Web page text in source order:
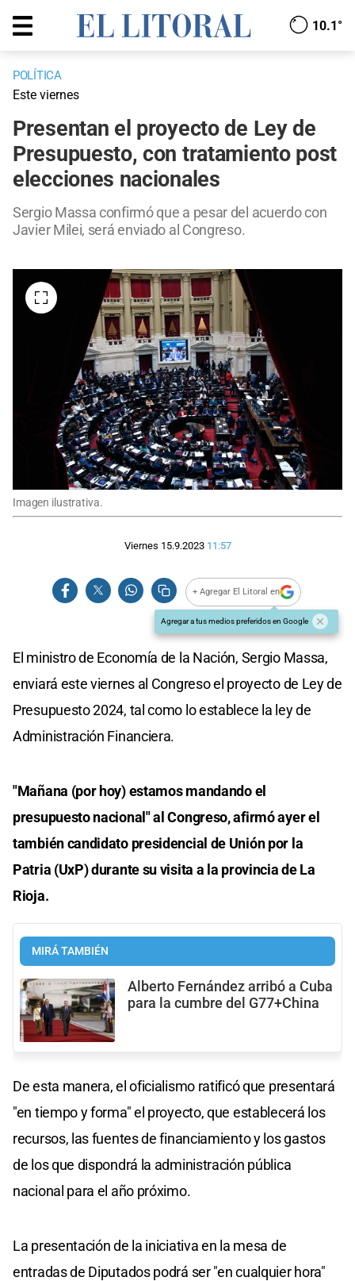
10.1°
POLÍTICA
Este viernes
Presentan el proyecto de Ley de
Presupuesto, con tratamiento post
elecciones nacionales
Sergio Massa confirmó que a pesar del acuerdo con
Javier Milei, será enviado al Congreso.
Imagen ilustrativa.
Viernes 15.9.2023 11:57
+ Agregar El Litoral en
Agregar a tus medios preferidos en Google
El ministro de Economía de la Nación, Sergio Massa,
enviará este viernes al Congreso el proyecto de Ley de
Presupuesto 2024, tal como lo establece la ley de
Administración Financiera.
"Mañana (por hoy) estamos mandando el
presupuesto nacional" al Congreso, afirmó ayer el
también candidato presidencial de Unión por la
Patria (UxP) durante su visita a la provincia de La
Rioja.
MIRÁ TAMBIÉN
Alberto Fernández arribó a Cuba
para la cumbre del G77+China
De esta manera, el oficialismo ratificó que presentará
"en tiempo y forma" el proyecto, que establecerá los
recursos, las fuentes de financiamiento y los gastos
de los que dispondrá la administración pública
nacional para el año próximo.
La presentación de la iniciativa en la mesa de
entradas de Diputados podrá ser "en cualquier hora"